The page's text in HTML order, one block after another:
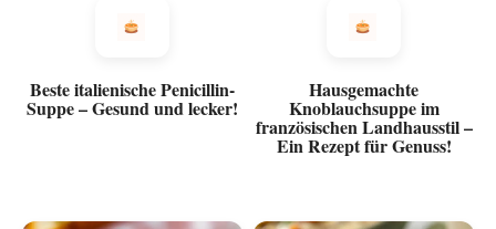
Beste italienische Penicillin-
Suppe – Gesund und lecker!
Hausgemachte
Knoblauchsuppe im
französischen Landhausstil –
Ein Rezept für Genuss!